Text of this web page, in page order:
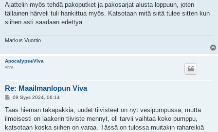
Ajattelin myös tehdä pakoputket ja pakosarjat alusta loppuun, joten
tällainen härveli tuli hankittua myös. Katsotaan mitä siitä tulee sitten kun
siihen asti saadaan edettyä.
Markus Vuortio
ApocalypseViva
viva
Re: Maailmanlopun Viva
V
e
t
i
09 Syys 2024, 06:14
Taas hieman takapakkia, uudet tiivisteet on nyt vesipumpussa, mutta
ilmeisesti on laakerin tiiviste mennyt, eli tarvii vaihtaa koko pumppu,
katsotaan koska siihen on varaa. Tässä on tulossa muitakin rahareikiä